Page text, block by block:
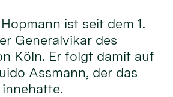
ist seit dem 1.
Generalvikar des
Köln. Er folgt damit auf
Assmann, der das